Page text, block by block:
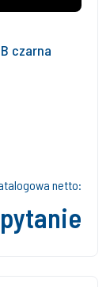
czarna
netto: